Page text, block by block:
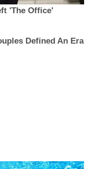
'The Office'
Defined An Era